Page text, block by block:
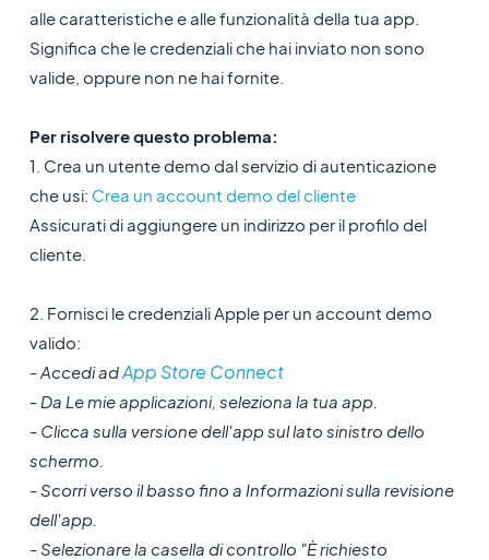
alle caratteristiche e alle funzionalità della tua app.
Significa che le credenziali che hai inviato non sono
valide, oppure non ne hai fornite.
Per risolvere questo problema:
1. Crea un utente demo dal servizio di autenticazione
che usi: Crea un account demo del cliente
Assicurati di aggiungere un indirizzo per il profilo del
cliente.
2. Fornisci le credenziali Apple per un account demo
valido:
- Accedi adApp Store Connect
- Da Le mie applicazioni, seleziona la tua app.
- Clicca sulla versione dell'app sul lato sinistro dello
schermo.
- Scorri verso il basso fino a Informazioni sulla revisione
dell'app.
- Selezionare la casella di controllo "È richiesto